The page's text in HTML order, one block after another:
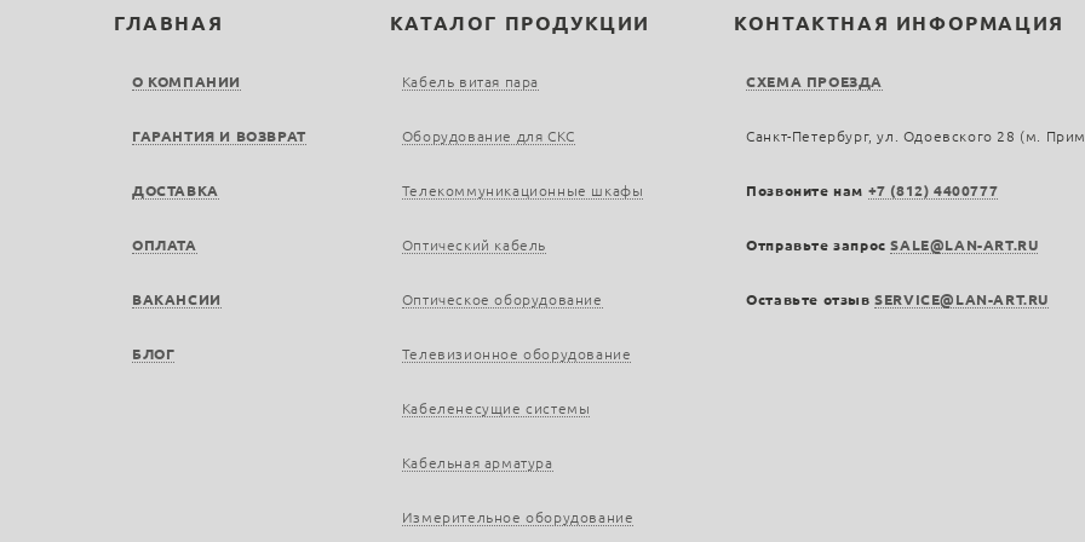
ГЛАВНАЯ
О КОМПАНИИ
ГАРАНТИЯ И ВОЗВРАТ
ДОСТАВКА
ОПЛАТА
ВАКАНСИИ
БЛОГ
КАТАЛОГ ПРОДУКЦИИ
Кабель витая пара
Оборудование для СКС
Телекоммуникационные шкафы
Оптический кабель
Оптическое оборудование
Телевизионное оборудование
Кабеленесущие системы
Кабельная арматура
Измерительное оборудование
КОНТАКТНАЯ ИНФОРМАЦИЯ
СХЕМА ПРОЕЗДА
Санкт-Петербург, ул. Одоевского 28 (м.
Позвоните нам +7 (812) 4400777
Отправьте запросSALE@LAN-ART.RU
Оставьте отзывSERVICE@LAN-ART.RU